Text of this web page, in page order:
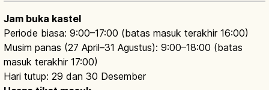
Jam buka kastel
Periode biasa: 9:00–17:00 (batas masuk terakhir 16:00)
Musim panas (27 April–31 Agustus): 9:00–18:00 (batas
masuk terakhir 17:00)
Hari tutup: 29 dan 30 Desember